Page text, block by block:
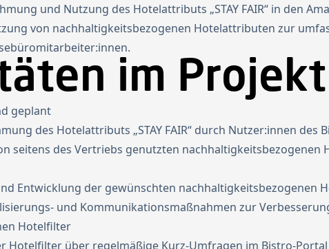
und Nutzung des Hotelattributs „STAY FAIR“ in den
von nachhaltigkeitsbezogenen Hotelattributen zur
im Projekt
geplant
des Hotelattributs „STAY FAIR“ durch Nutzer:innen des
seitens des Vertriebs genutzten nachhaltigkeitsbezogenen
Entwicklung der gewünschten nachhaltigkeitsbezogenen
und Kommunikationsmaßnahmen zur
Hotelfilter
Hotelfilter über regelmäßige Kurz-Umfragen im Bistro-Portal